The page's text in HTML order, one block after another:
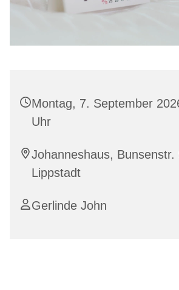
Montag, 7. September
Uhr
Johanneshaus, Bunsenstr.
Lippstadt
Gerlinde John